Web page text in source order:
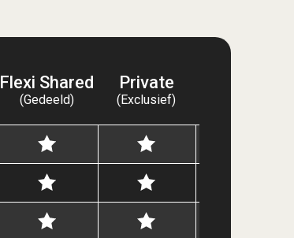
Flexi Shared
(Gedeeld)
Private
(Exclusief)